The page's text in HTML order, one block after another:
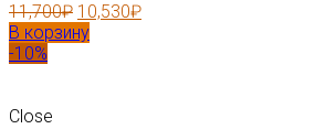
11,700₽ 10,530₽
В корзину
-10%
Close